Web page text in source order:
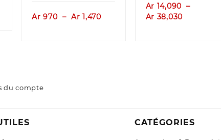
Ar 970 – Ar 1,470Plage
Ar 14,090 –
Ar 38,030Plage
du compte
CATÉGORIES